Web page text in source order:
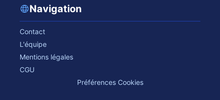
Navigation
Contact
L'équipe
Mentions légales
CGU
Préférences Cookies